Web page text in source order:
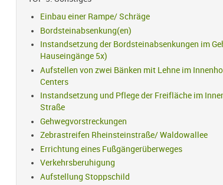
Einbau einer Rampe/ Schräge
Bordsteinabsenkung(en)
Instandsetzung der Bordsteinabsenkungen im
Hauseingänge 5x)
Aufstellen von zwei Bänken mit Lehne im
Centers
Instandsetzung und Pflege der Freifläche im
Straße
Gehwegvorstreckungen
Zebrastreifen Rheinsteinstraße/ Waldowallee
Errichtung eines Fußgängerüberweges
Verkehrsberuhigung
Aufstellung Stoppschild